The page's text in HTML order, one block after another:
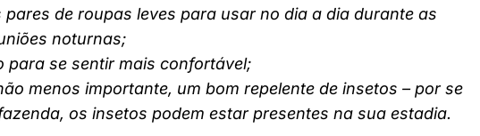
pares de roupas leves para usar no dia a dia durante as
noturnas;
para se sentir mais confortável;
menos importante, um bom repelente de insetos – por se
os insetos podem estar presentes na sua estadia.